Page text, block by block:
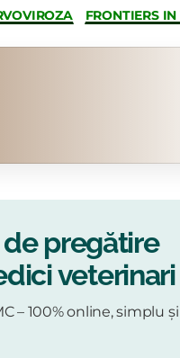
FRONTIERS
pregătire
veterinari
– 100% online, simplu și